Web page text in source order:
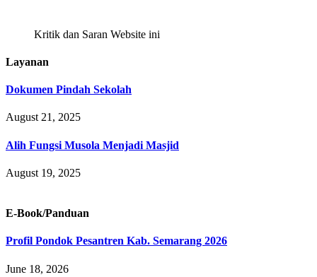
Kritik dan Saran Website ini
Layanan
Dokumen Pindah Sekolah
August 21, 2025
Alih Fungsi Musola Menjadi Masjid
August 19, 2025
E-Book/Panduan
Profil Pondok Pesantren Kab. Semarang 2026
June 18, 2026